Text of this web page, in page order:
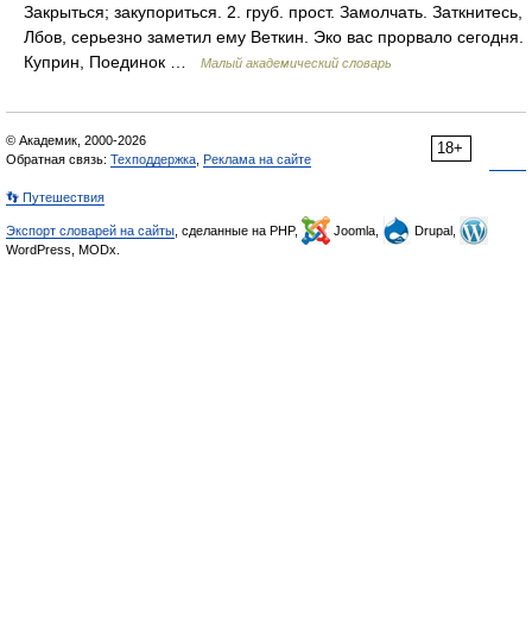
Закрыться; закупориться. 2. груб. прост. Замолчать. Заткнитесь,
Лбов, серьезно заметил ему Веткин. Эко вас прорвало сегодня.
Куприн, Поединок …
Малый академический словарь
18+
© Академик, 2000-2026
Обратная связь: Техподдержка Реклама на сайте
👣 Путешествия
Экспорт словарей на сайты , сделанные на PHP, Joomla,
Drupal,
WordPress, MODx.